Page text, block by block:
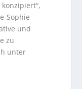
Sophie
und
zu
unter